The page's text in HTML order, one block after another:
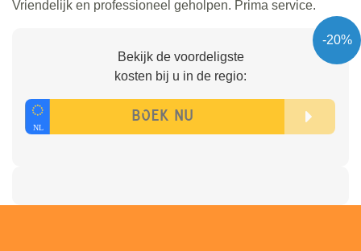
Vriendelijk en professioneel geholpen. Prima service.
-20%
Bekijk de voordeligste
kosten bij u in de regio: